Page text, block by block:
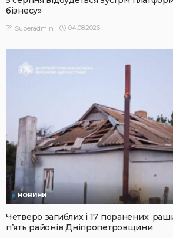
бізнесу»
Superadmin 04.08.2026
НОВИНИ
Четверо загиблих і 17 поранених:
п’ять районів Дніпропетровщини